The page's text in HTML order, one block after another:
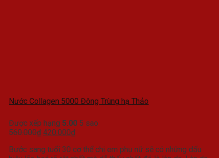
Nước Collagen 5000 Đông Trùng hạ Thảo
Được xếp hạng 5.00 5 sao
560.000₫ Giá
là:
420.000₫Giá
tại
Bước sang tuổi 30 cơ thể chị em phụ nữ sẽ có những dấu